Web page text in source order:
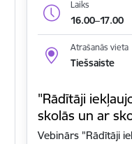
Laiks
16.00–17.00
Atrašanās vieta
Tiešsaiste
"Rādītāji
skolās un ar
Vebinārs "Rādītāji